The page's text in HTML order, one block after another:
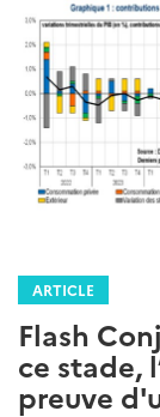
ARTICLE
Flash
ce stade,
preuve